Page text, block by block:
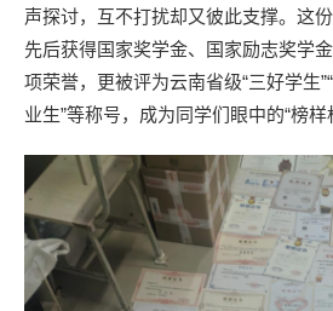
声探讨，互不打扰却又彼此支撑。这
先后获得国家奖学金、国家励志奖学
项荣誉，更被评为云南省级“三好学生
业生”等称号，成为同学们眼中的“榜样